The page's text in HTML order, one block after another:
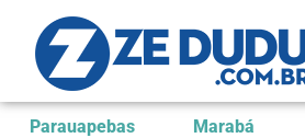
Parauapebas Marabá